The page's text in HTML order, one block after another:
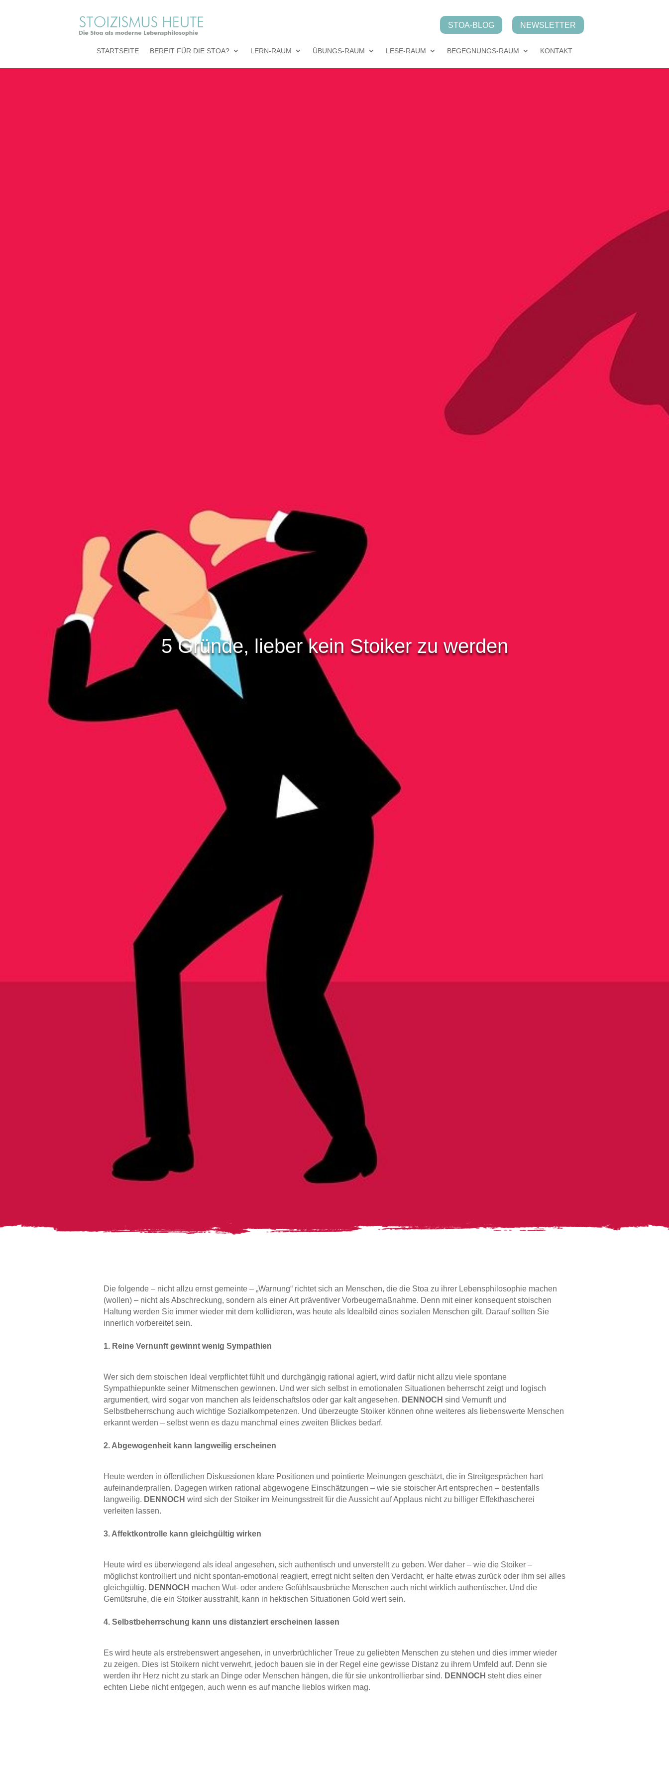
STOA-BLOG NEWSLETTER
STARTSEITE BEREIT FÜR DIE STOA? LERN-RAUM ÜBUNGS-RAUM LESE-RAUM BEGEGNUNGS-RAUM KONTAKT
5 Gründe, lieber kein Stoiker zu werden
Die folgende – nicht allzu ernst gemeinte – „Warnung“ richtet sich an Menschen, die die Stoa zu ihrer Lebensphilosophie machen
(wollen) – nicht als Abschreckung, sondern als einer Art präventiver Vorbeugemaßnahme. Denn mit einer konsequent stoischen
Haltung werden Sie immer wieder mit dem kollidieren, was heute als Idealbild eines sozialen Menschen gilt. Darauf sollten Sie
innerlich vorbereitet sein.
1. Reine Vernunft gewinnt wenig Sympathien
Wer sich dem stoischen Ideal verpflichtet fühlt und durchgängig rational agiert, wird dafür nicht allzu viele spontane
Sympathiepunkte seiner Mitmenschen gewinnen. Und wer sich selbst in emotionalen Situationen beherrscht zeigt und logisch
argumentiert, wird sogar von manchen als leidenschaftslos oder gar kalt angesehen. DENNOCH sind Vernunft und
Selbstbeherrschung auch wichtige Sozialkompetenzen. Und überzeugte Stoiker können ohne weiteres als liebenswerte Menschen
erkannt werden – selbst wenn es dazu manchmal eines zweiten Blickes bedarf.
2. Abgewogenheit kann langweilig erscheinen
Heute werden in öffentlichen Diskussionen klare Positionen und pointierte Meinungen geschätzt, die in Streitgesprächen hart
aufeinanderprallen. Dagegen wirken rational abgewogene Einschätzungen – wie sie stoischer Art entsprechen – bestenfalls
langweilig. DENNOCH wird sich der Stoiker im Meinungsstreit für die Aussicht auf Applaus nicht zu billiger Effekthascherei
verleiten lassen.
3. Affektkontrolle kann gleichgültig wirken
Heute wird es überwiegend als ideal angesehen, sich authentisch und unverstellt zu geben. Wer daher – wie die Stoiker –
möglichst kontrolliert und nicht spontan-emotional reagiert, erregt nicht selten den Verdacht, er halte etwas zurück oder ihm sei alles
gleichgültig. DENNOCH machen Wut- oder andere Gefühlsausbrüche Menschen auch nicht wirklich authentischer. Und die
Gemütsruhe, die ein Stoiker ausstrahlt, kann in hektischen Situationen Gold wert sein.
4. Selbstbeherrschung kann uns distanziert erscheinen lassen
Es wird heute als erstrebenswert angesehen, in unverbrüchlicher Treue zu geliebten Menschen zu stehen und dies immer wieder
zu zeigen. Dies ist Stoikern nicht verwehrt, jedoch bauen sie in der Regel eine gewisse Distanz zu ihrem Umfeld auf. Denn sie
werden ihr Herz nicht zu stark an Dinge oder Menschen hängen, die für sie unkontrollierbar sind. DENNOCH steht dies einer
echten Liebe nicht entgegen, auch wenn es auf manche lieblos wirken mag.